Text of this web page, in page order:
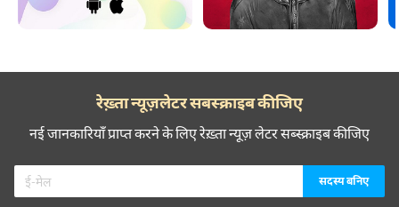
रेख़्ता न्यूज़लेटर सबस्क्राइब कीजिए
नई जानकारियाँ प्राप्त करने के लिए रेख़्ता न्यूज़ लेटर सब्स्क्राइब कीजिए